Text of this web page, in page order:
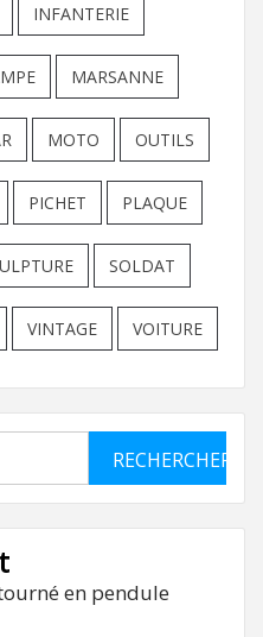
INFANTERIE
MARSANNE
MOTO OUTILS
PICHET PLAQUE
SOLDAT
VINTAGE VOITURE
en pendule